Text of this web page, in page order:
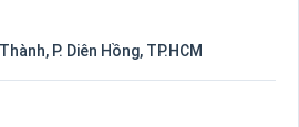
P. Diên Hồng, TP.HCM